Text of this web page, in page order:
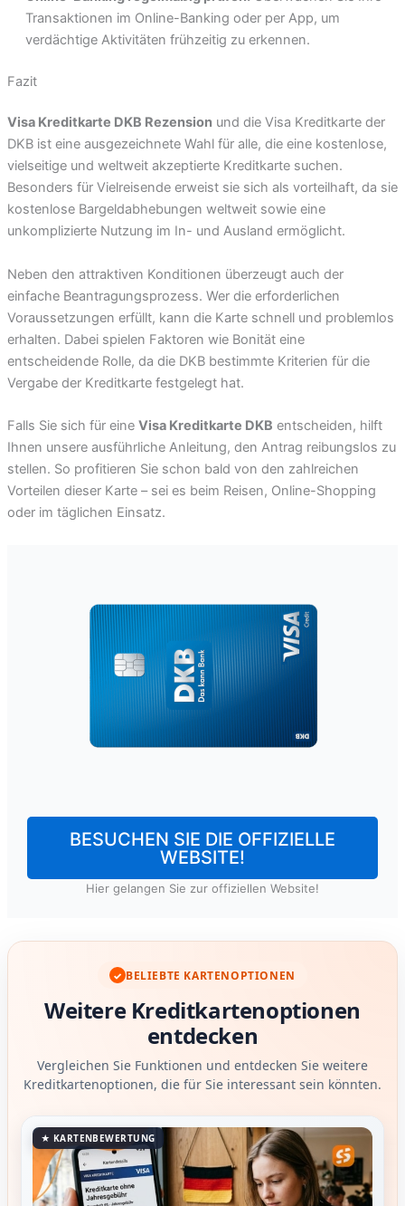
Transaktionen im Online-Banking oder per App, um
verdächtige Aktivitäten frühzeitig zu erkennen.
Fazit
Visa Kreditkarte DKB Rezensionund die Visa Kreditkarte der
DKB ist eine ausgezeichnete Wahl für alle, die eine kostenlose,
vielseitige und weltweit akzeptierte Kreditkarte suchen.
Besonders für Vielreisende erweist sie sich als vorteilhaft, da sie
kostenlose Bargeldabhebungen weltweit sowie eine
unkomplizierte Nutzung im In- und Ausland ermöglicht.
Neben den attraktiven Konditionen überzeugt auch der
einfache Beantragungsprozess. Wer die erforderlichen
Voraussetzungen erfüllt, kann die Karte schnell und problemlos
erhalten. Dabei spielen Faktoren wie Bonität eine
entscheidende Rolle, da die DKB bestimmte Kriterien für die
Vergabe der Kreditkarte festgelegt hat.
Falls Sie sich für eine Visa Kreditkarte DKB entscheiden, hilft
Ihnen unsere ausführliche Anleitung, den Antrag reibungslos zu
stellen. So profitieren Sie schon bald von den zahlreichen
Vorteilen dieser Karte – sei es beim Reisen, Online-Shopping
oder im täglichen Einsatz.
BESUCHEN SIE DIE OFFIZIELLE
WEBSITE!
Hier gelangen Sie zur offiziellen Website!
✓ BELIEBTE KARTENOPTIONEN
Weitere Kreditkartenoptionen
entdecken
Vergleichen Sie Funktionen und entdecken Sie weitere
Kreditkartenoptionen, die für Sie interessant sein könnten.
★ KARTENBEWERTUNG